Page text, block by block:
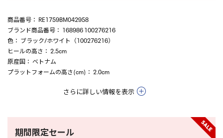
商品番号 ： RE1759BM042958
ブランド商品番号 ： 168986 100276216
色 ： ブラック/ホワイト（100276216）
ヒールの高さ ： 2.5cm
原産国 ： ベトナム
プラットフォームの高さ(cm) ： 2.0cm
さらに詳しい情報を表示
期間限定セール